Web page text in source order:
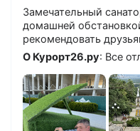
Замечательный
домашней
рекомендовать
О Курорт26.ру: Все